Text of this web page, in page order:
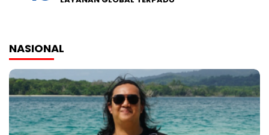
NASIONAL